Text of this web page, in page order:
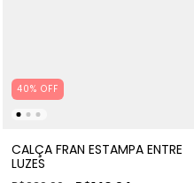
40% OFF
CALÇA FRAN ESTAMPA ENTRE
LUZES